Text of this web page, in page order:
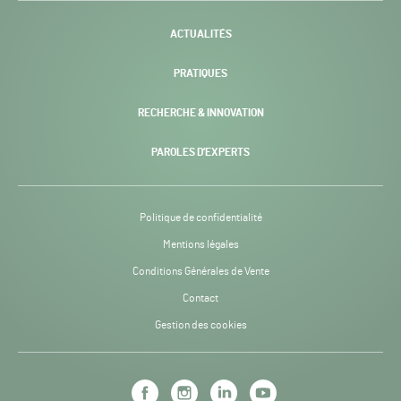
ACTUALITÉS
PRATIQUES
RECHERCHE & INNOVATION
PAROLES D’EXPERTS
Politique de confidentialité
Mentions légales
Conditions Générales de Vente
Contact
Gestion des cookies